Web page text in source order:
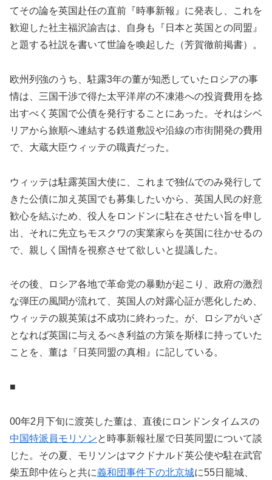
てその論を英国赴任の直前『時事新報』に発表し、これを
歓迎した社主福沢諭吉は、自身も『日本と英国との同盟』
と題する社説を書いて世論を喚起した（芳賀徹前掲書）。
欧州列強のうち、駐露3年の董が知悉していたロシアの事
情は、三国干渉で得た太平洋岸の不凍港への投資費用を捻
出すべく英国で公債を発行することにあった。それはシベ
リアから旅順へ連結する鉄道敷設や沿線の市街開発の費用
で、大蔵大臣ウィッテの職責だった。
ウィッテは駐露英国大使に、これまで独仏でのみ発行して
きた公債に加え英国でも募集したいから、英国人民の好意
歓心を結ぶため、役人をロンドンに駐在させたい旨を申し
出、それに先立ちモスクワの実業家らを英国に往かせるの
で、親しく国情を視察させて欲しいと提議した。
その後、ロシア各地で革命党の暴動が起こり、政府の激烈
な弾圧の風聞が流れて、英国人の対露心証が悪化しため、
ウィッテの親英策は不成功に終わった。が、ロシアがいざ
となれば英国に与えるべき利益の方策を斯様に持っていた
ことを、董は『日英同盟の真相』に記している。
■
00年2月下旬に渡英した董は、直後にロンドンタイムスの
中国特派員モリソンと時事新報社屋で日英同盟について談
じた。その夏、モリソンはマクドナルド英公使や駐在武官
柴五郎中佐らと共に義和団事件下の北京城に55日籠城、